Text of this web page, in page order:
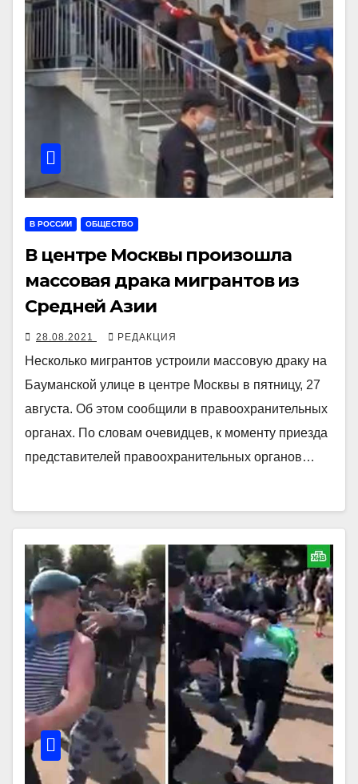
В РОССИИ ОБЩЕСТВО
В центре Москвы произошла
массовая драка мигрантов из
Средней Азии
28.08.2021 РЕДАКЦИЯ
Несколько мигрантов устроили массовую драку на
Бауманской улице в центре Москвы в пятницу, 27
августа. Об этом сообщили в правоохранительных
органах. По словам очевидцев, к моменту приезда
представителей правоохранительных органов…